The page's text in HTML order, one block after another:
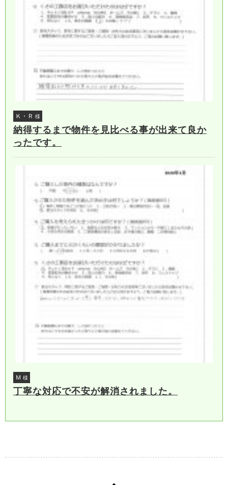
Ｋ・Ｒ 様
納得するまで物件を見比べる事が出来て良か
ったです。
Ｍ 様
丁寧な対応で不安が解消されました。